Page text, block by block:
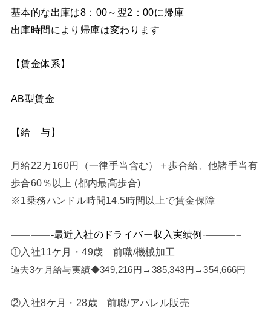
基本的な出庫は8：00～翌2：00に帰庫
出庫時間により帰庫は変わります
【賃金体系】
AB型賃金
【給 与】
月給22万160円（一律手当含む）＋歩合給、他諸手当有
歩合60％以上 (都内最高歩合)
※1乗務ハンドル時間14.5時間以上で賃金保障
————-最近入社のドライバー収入実績例-———–
①入社11ケ月・49歳 前職/機械加工
過去3ケ月給与実績◆349,216円→385,343円→354,666円
②入社8ケ月・28歳 前職/アパレル販売